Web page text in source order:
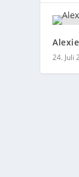
Alexie
24. Juli